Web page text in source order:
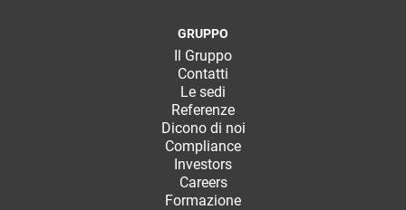
GRUPPO
Il Gruppo
Contatti
Le sedi
Referenze
Dicono di noi
Compliance
Investors
Careers
Formazione